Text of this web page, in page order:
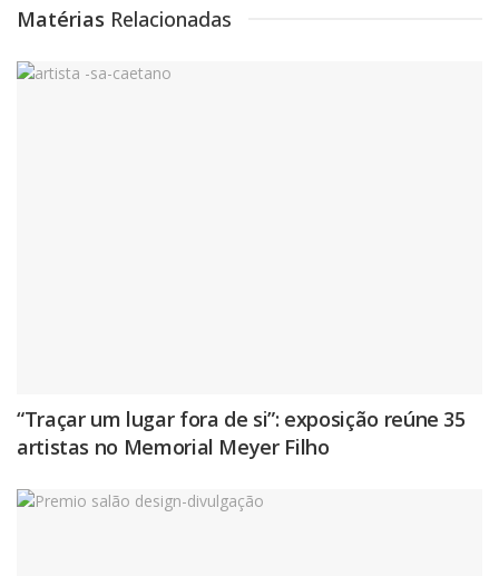
Matérias Relacionadas
“Traçar um lugar fora de si”: exposição reúne 35
artistas no Memorial Meyer Filho